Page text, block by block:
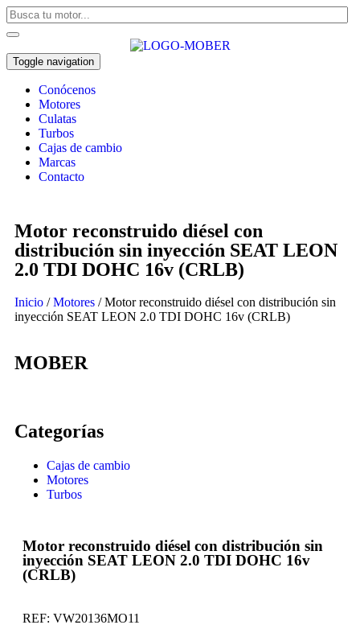
Toggle navigation
Conócenos
Motores
Culatas
Turbos
Cajas de cambio
Marcas
Contacto
Motor reconstruido diésel con
distribución sin inyección SEAT LEON
2.0 TDI DOHC 16v (CRLB)
Inicio /Motores / Motor reconstruido diésel con distribución sin
inyección SEAT LEON 2.0 TDI DOHC 16v (CRLB)
MOBER
Categorías
Cajas de cambio
Motores
Turbos
Motor reconstruido diésel con distribución sin
inyección SEAT LEON 2.0 TDI DOHC 16v
(CRLB)
REF: VW20136MO11